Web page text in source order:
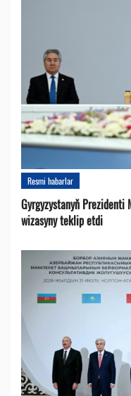
Resmi habarlar
Gyrgyzystanyň
wizasyny teklip etdi